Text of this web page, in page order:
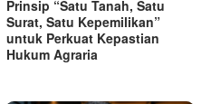
Prinsip “Satu Tanah, Satu
Surat, Satu Kepemilikan”
untuk Perkuat Kepastian
Hukum Agraria